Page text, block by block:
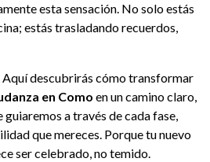
esta sensación. No solo estás
estás trasladando recuerdos,
Aquí descubrirás cómo transformar
en Como en un camino claro,
guiaremos a través de cada fase,
que mereces. Porque tu nuevo
ser celebrado, no temido.